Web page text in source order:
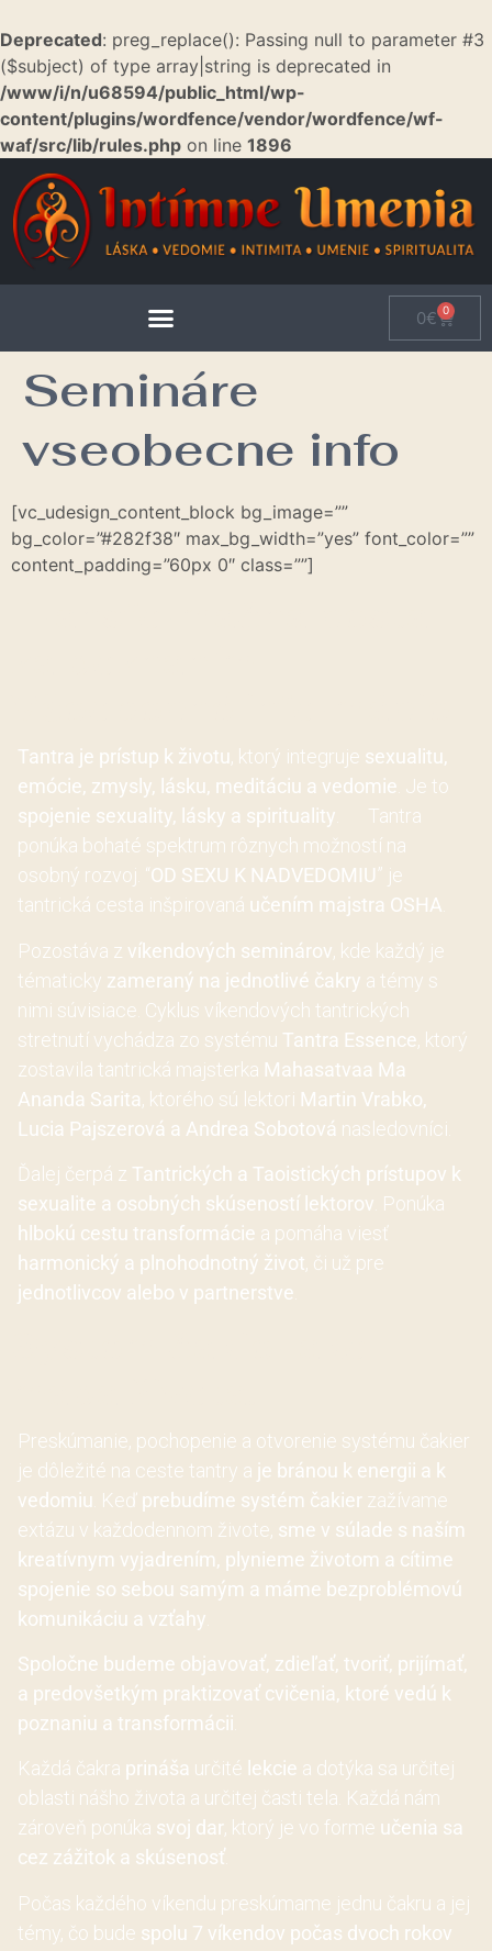
Deprecated: preg_replace(): Passing null to parameter #3
($subject) of type array|string is deprecated in
/www/i/n/u68594/public_html/wp-
content/plugins/wordfence/vendor/wordfence/wf-
waf/src/lib/rules.php on line 1896
0€ 0
Semináre
vseobecne info
[vc_udesign_content_block bg_image=””
bg_color=”#282f38″ max_bg_width=”yes” font_color=””
content_padding=”60px 0″ class=””]
Tantra je prístup k životu, ktorý integruje sexualitu,
emócie, zmysly, lásku, meditáciu a vedomie . Je to
spojenie sexuality, lásky a spirituality . Tantra
ponúka bohaté spektrum rôznych možností na
osobný rozvoj. “OD SEXU K NADVEDOMIU” je
tantrická cesta inšpirovaná učením majstra OSHA
Pozostáva z víkendových seminárov, kde každý je
tématicky zameraný na jednotlivé čakry a témy s
nimi súvisiace. Cyklus víkendových tantrických
stretnutí vychádza zo systému Tantra Essence, ktorý
zostavila tantrická majsterka Mahasatvaa Ma
Ananda Sarita, ktorého sú lektori Martin Vrabko,
Lucia Pajszerová a Andrea Sobotová nasledovníci.
Ďalej čerpá z Tantrických a Taoistických prístupov k
sexualite a osobných skúseností lektorov . Ponúka
hlbokú cestu transformácie a pomáha viesť
harmonický a plnohodnotný život, či už pre
jednotlivcov alebo v partnerstve
Preskúmanie, pochopenie a otvorenie systému čakier
je dôležité na ceste tantry a je bránou k energii a k
vedomiu . Keď prebudíme systém čakier zažívame
extázu v každodennom živote, sme v súlade s naším
kreatívnym vyjadrením, plynieme životom a cítime
spojenie so sebou samým a máme bezproblémovú
komunikáciu a vzťahy
Spoločne budeme objavovať, zdieľať, tvoriť, prijímať,
a predovšetkým praktizovať cvičenia, ktoré vedú k
poznaniu a transformácii
Každá čakra prináša určité lekcie a dotýka sa určitej
oblasti nášho života a určitej časti tela. Každá nám
zároveň ponúka svoj dar, ktorý je vo forme učenia sa
cez zážitok a skúsenosť
Počas každého víkendu preskúmame jednu čakru a jej
témy, čo bude spolu 7 víkendov počas dvoch rokov